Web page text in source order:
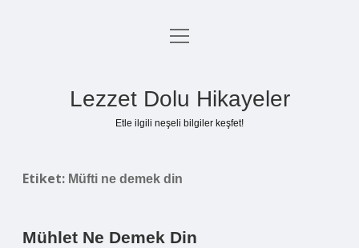
Anasayfa
menüyü
Lezzet Dolu Hikayeler
Etle ilgili neşeli bilgiler keşfet!
Etiket: Müfti ne demek din
Mühlet Ne Demek Din